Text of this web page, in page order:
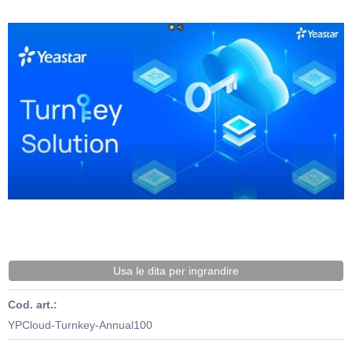
PROMO ATTIVE
Usa le dita per ingrandire
Cod. art.:
YPCloud-Turnkey-Annual100